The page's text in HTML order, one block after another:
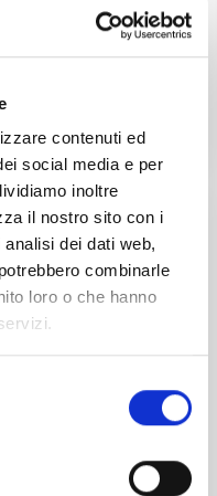
contenuti ed
social media e per
inoltre
il nostro sito con i
dei dati web,
combinarle
loro o che hanno
30 min
3D